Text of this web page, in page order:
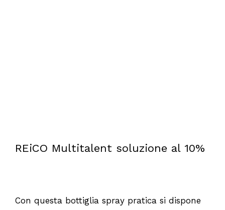
REiCO Multitalent soluzione al 10%
Con questa bottiglia spray pratica si dispone